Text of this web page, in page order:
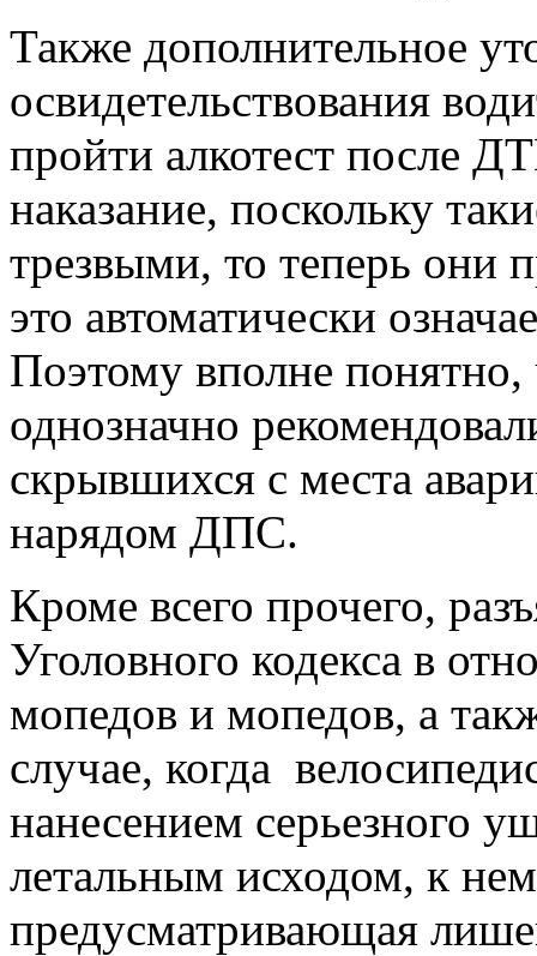
Также дополнительное
освидетельствования
пройти алкотест после
наказание, поскольку
трезвыми, то теперь они
это автоматически
Поэтому вполне
однозначно
скрывшихся с места
нарядом ДПС.
Кроме всего прочего,
Уголовного кодекса в
мопедов и мопедов, а
случае, когда
нанесением серьезного
летальным исходом, к
предусматривающая